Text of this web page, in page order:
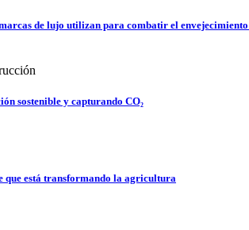
de lujo utilizan para combatir el
sostenible y capturando CO₂
está transformando la agricultura